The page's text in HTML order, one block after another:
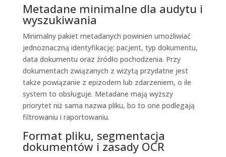
Metadane minimalne dla audytu i
wyszukiwania
Minimalny pakiet metadanych powinien umożliwiać
jednoznaczną identyfikację: pacjent, typ dokumentu,
data dokumentu oraz źródło pochodzenia. Przy
dokumentach związanych z wizytą przydatne jest
także powiązanie z epizodem lub zdarzeniem, o ile
system to obsługuje. Metadane mają wyższy
priorytet niż sama nazwa pliku, bo to one podlegają
filtrowaniu i raportowaniu.
Format pliku, segmentacja
dokumentów i zasady OCR